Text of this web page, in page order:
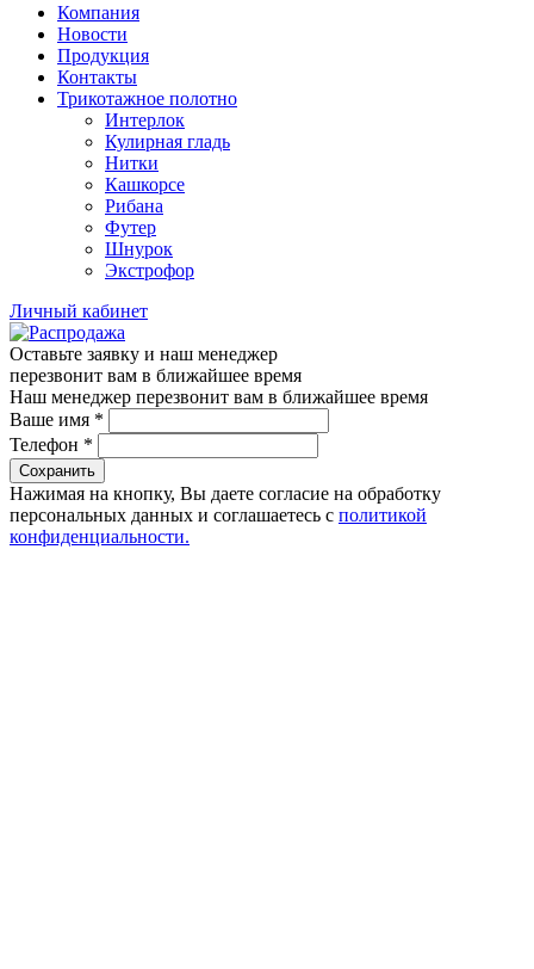
Компания
Новости
Продукция
Контакты
Трикотажное полотно
Интерлок
Кулирная гладь
Нитки
Кашкорсе
Рибана
Футер
Шнурок
Экстрофор
Личный кабинет
Оставьте заявку и наш менеджер
перезвонит вам в ближайшее время
Наш менеджер перезвонит вам в ближайшее время
Ваше имя *
Телефон *
Сохранить
Нажимая на кнопку, Вы даете согласие на обработку
персональных данных и соглашаетесь с политикой
конфиденциальности.